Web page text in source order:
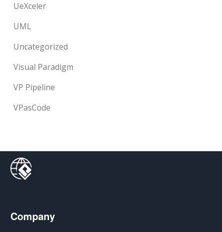
UeXceler
UML
Uncategorized
Visual Paradigm
VP Pipeline
VPasCode
Company